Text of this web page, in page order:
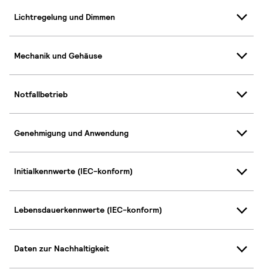
Lichtregelung und Dimmen
Mechanik und Gehäuse
Notfallbetrieb
Genehmigung und Anwendung
Initialkennwerte (IEC-konform)
Lebensdauerkennwerte (IEC-konform)
Daten zur Nachhaltigkeit